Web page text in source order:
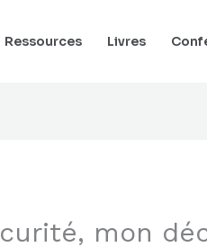
Ressources Livres
mon